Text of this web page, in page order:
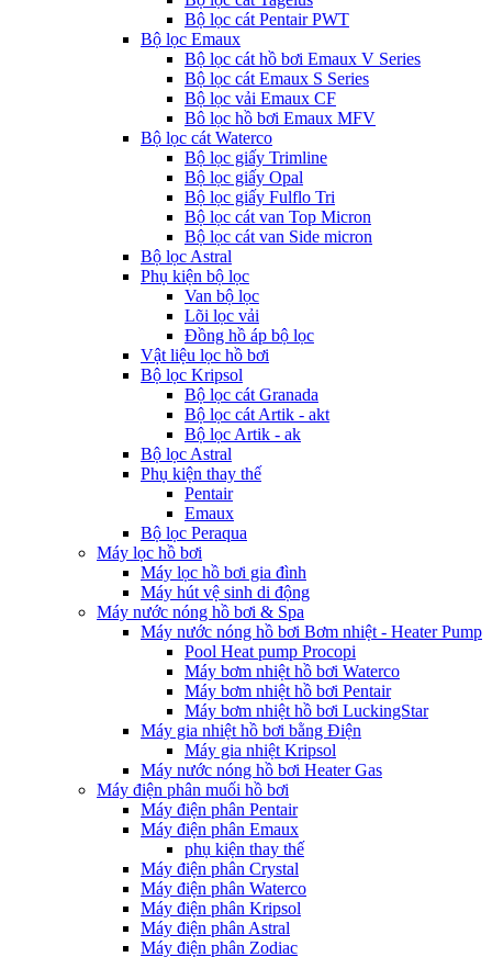
Bộ lọc cát Pentair PWT
Bộ lọc Emaux
Bộ lọc cát hồ bơi Emaux V Series
Bộ lọc cát Emaux S Series
Bộ lọc vải Emaux CF
Bô lọc hồ bơi Emaux MFV
Bộ lọc cát Waterco
Bộ lọc giấy Trimline
Bộ lọc giấy Opal
Bộ lọc giấy Fulflo Tri
Bộ lọc cát van Top Micron
Bộ lọc cát van Side micron
Bộ lọc Astral
Phụ kiện bộ lọc
Van bộ lọc
Lõi lọc vải
Đồng hồ áp bộ lọc
Vật liệu lọc hồ bơi
Bộ lọc Kripsol
Bộ lọc cát Granada
Bộ lọc cát Artik - akt
Bộ lọc Artik - ak
Bộ lọc Astral
Phụ kiện thay thế
Pentair
Emaux
Bộ lọc Peraqua
Máy lọc hồ bơi
Máy lọc hồ bơi gia đình
Máy hút vệ sinh di động
Máy nước nóng hồ bơi & Spa
Máy nước nóng hồ bơi Bơm nhiệt - Heater Pump
Pool Heat pump Procopi
Máy bơm nhiệt hồ bơi Waterco
Máy bơm nhiệt hồ bơi Pentair
Máy bơm nhiệt hồ bơi LuckingStar
Máy gia nhiệt hồ bơi bằng Điện
Máy gia nhiệt Kripsol
Máy nước nóng hồ bơi Heater Gas
Máy điện phân muối hồ bơi
Máy điện phân Pentair
Máy điện phân Emaux
phụ kiện thay thế
Máy điện phân Crystal
Máy điện phân Waterco
Máy điện phân Kripsol
Máy điện phân Astral
Máy điện phân Zodiac